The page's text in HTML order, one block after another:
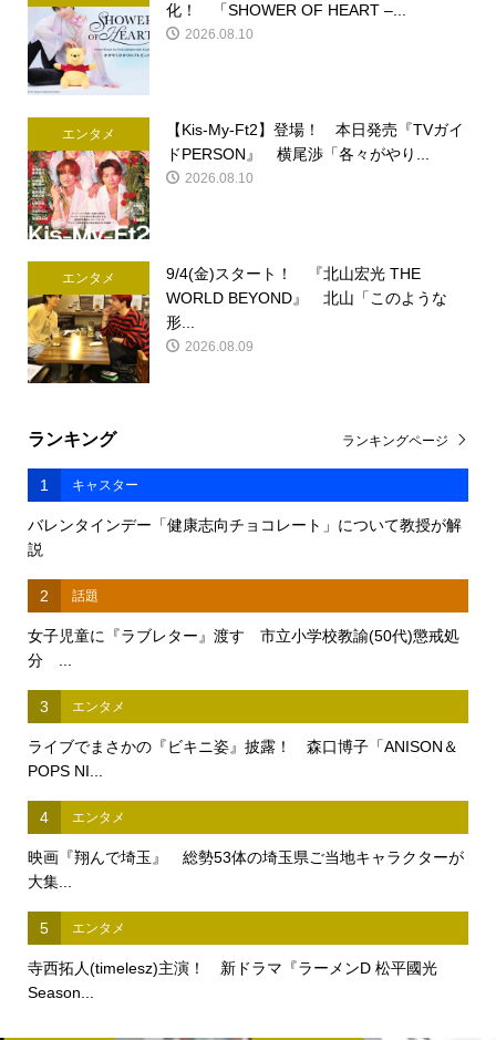
化！ 「SHOWER OF HEART –...
2026.08.10
エンタメ
【Kis-My-Ft2】登場！ 本日発売『TVガイ
ドPERSON』 横尾渉「各々がやり...
2026.08.10
エンタメ
9/4(金)スタート！ 『北山宏光 THE
WORLD BEYOND』 北山「このような
形...
2026.08.09
ランキング
1 キャスター
バレンタインデー「健康志向チョコレート」について教授が解
説
2 話題
女子児童に『ラブレター』渡す 市立小学校教諭(50代)懲戒処
分 ...
3 エンタメ
ライブでまさかの『ビキニ姿』披露！ 森口博子「ANISON＆
POPS NI...
4 エンタメ
映画『翔んで埼玉』 総勢53体の埼玉県ご当地キャラクターが
大集...
5 エンタメ
寺西拓人(timelesz)主演！ 新ドラマ『ラーメンD 松平國光
Season...
ランキングページ